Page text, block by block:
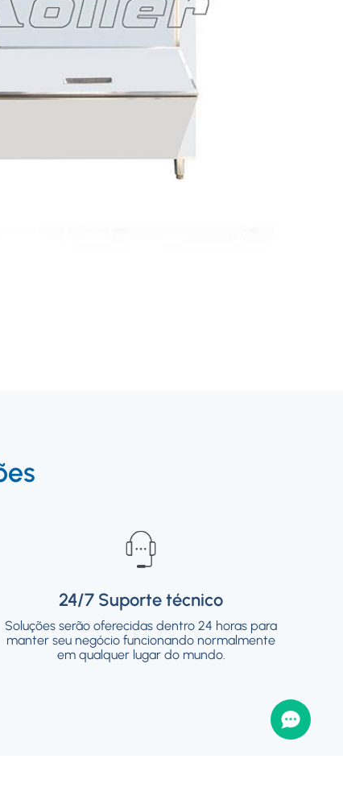
24/7 Suporte técnico
Soluções serão oferecidas dentro 24 horas para
manter seu negócio funcionando normalmente
em qualquer lugar do mundo.
24/7 Suporte técnico
Soluções serão oferecidas dentro 24 horas para
manter seu negócio funcionando normalmente
em qualquer lugar do mundo.